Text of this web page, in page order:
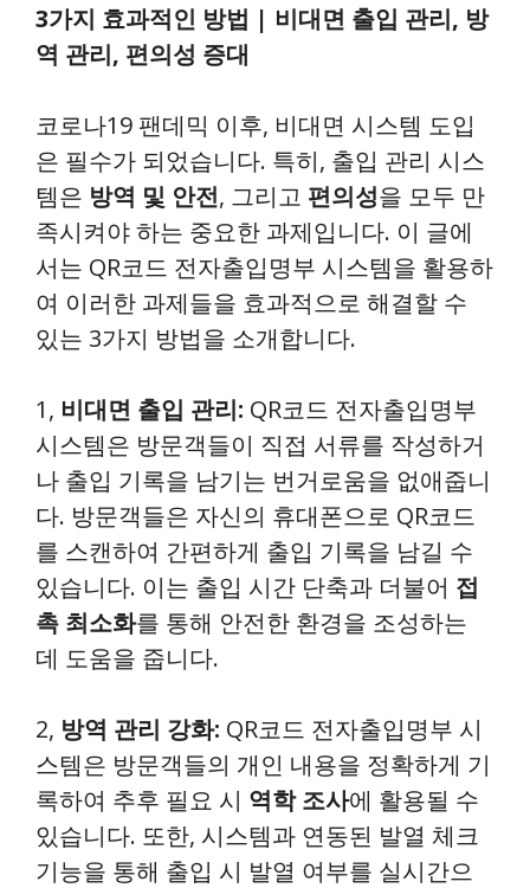
3가지 효과적인 방법 | 비대면 출입 관리, 방
역 관리, 편의성 증대
코로나19 팬데믹 이후, 비대면 시스템 도입
은 필수가 되었습니다. 특히, 출입 관리 시스
템은 방역 및 안전, 그리고 편의성을 모두 만
족시켜야 하는 중요한 과제입니다. 이 글에
서는 QR코드 전자출입명부 시스템을 활용하
여 이러한 과제들을 효과적으로 해결할 수
있는 3가지 방법을 소개합니다.
1, 비대면 출입 관리: QR코드 전자출입명부
시스템은 방문객들이 직접 서류를 작성하거
나 출입 기록을 남기는 번거로움을 없애줍니
다. 방문객들은 자신의 휴대폰으로 QR코드
를 스캔하여 간편하게 출입 기록을 남길 수
있습니다. 이는 출입 시간 단축과 더불어 접
촉 최소화를 통해 안전한 환경을 조성하는
데 도움을 줍니다.
2, 방역 관리 강화: QR코드 전자출입명부 시
스템은 방문객들의 개인 내용을 정확하게 기
록하여 추후 필요 시 역학 조사에 활용될 수
있습니다. 또한, 시스템과 연동된 발열 체크
기능을 통해 출입 시 발열 여부를 실시간으